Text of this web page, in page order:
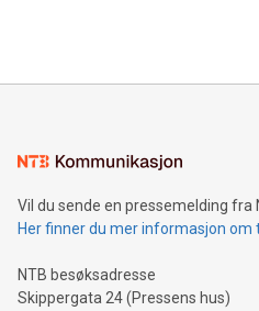
mining.Energy Market
mining.Sound Money: Discover
neutral payment systems
projects.Carbon Footprint:
event and dive into the critical
Vil du sende en pressemelding fra
Her finner du mer informasjon om
NTB besøksadresse
Skippergata 24 (Pressens hus)